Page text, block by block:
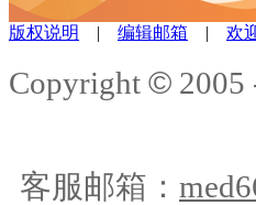
版权说明 | 编辑邮箱 | 欢
Copyright © 2005
客服邮箱：